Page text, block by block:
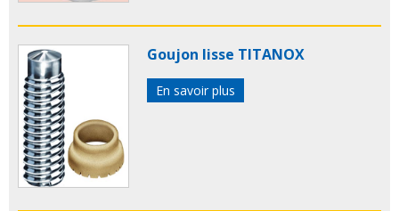
Goujon lisse TITANOX
En savoir plus